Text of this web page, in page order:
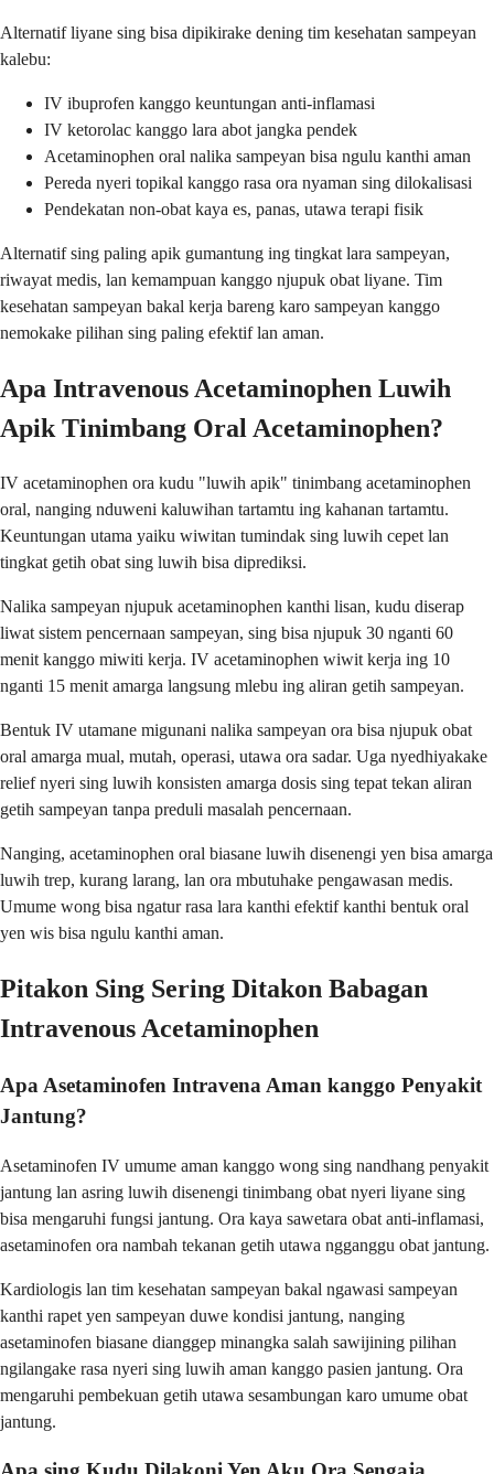
Alternatif liyane sing bisa dipikirake dening tim kesehatan sampeyan
kalebu:
IV ibuprofen kanggo keuntungan anti-inflamasi
IV ketorolac kanggo lara abot jangka pendek
Acetaminophen oral nalika sampeyan bisa ngulu kanthi aman
Pereda nyeri topikal kanggo rasa ora nyaman sing dilokalisasi
Pendekatan non-obat kaya es, panas, utawa terapi fisik
Alternatif sing paling apik gumantung ing tingkat lara sampeyan,
riwayat medis, lan kemampuan kanggo njupuk obat liyane. Tim
kesehatan sampeyan bakal kerja bareng karo sampeyan kanggo
nemokake pilihan sing paling efektif lan aman.
Apa Intravenous Acetaminophen Luwih
Apik Tinimbang Oral Acetaminophen?
IV acetaminophen ora kudu "luwih apik" tinimbang acetaminophen
oral, nanging nduweni kaluwihan tartamtu ing kahanan tartamtu.
Keuntungan utama yaiku wiwitan tumindak sing luwih cepet lan
tingkat getih obat sing luwih bisa diprediksi.
Nalika sampeyan njupuk acetaminophen kanthi lisan, kudu diserap
liwat sistem pencernaan sampeyan, sing bisa njupuk 30 nganti 60
menit kanggo miwiti kerja. IV acetaminophen wiwit kerja ing 10
nganti 15 menit amarga langsung mlebu ing aliran getih sampeyan.
Bentuk IV utamane migunani nalika sampeyan ora bisa njupuk obat
oral amarga mual, mutah, operasi, utawa ora sadar. Uga nyedhiyakake
relief nyeri sing luwih konsisten amarga dosis sing tepat tekan aliran
getih sampeyan tanpa preduli masalah pencernaan.
Nanging, acetaminophen oral biasane luwih disenengi yen bisa amarga
luwih trep, kurang larang, lan ora mbutuhake pengawasan medis.
Umume wong bisa ngatur rasa lara kanthi efektif kanthi bentuk oral
yen wis bisa ngulu kanthi aman.
Pitakon Sing Sering Ditakon Babagan
Intravenous Acetaminophen
Apa Asetaminofen Intravena Aman kanggo Penyakit
Jantung?
Asetaminofen IV umume aman kanggo wong sing nandhang penyakit
jantung lan asring luwih disenengi tinimbang obat nyeri liyane sing
bisa mengaruhi fungsi jantung. Ora kaya sawetara obat anti-inflamasi,
asetaminofen ora nambah tekanan getih utawa ngganggu obat jantung.
Kardiologis lan tim kesehatan sampeyan bakal ngawasi sampeyan
kanthi rapet yen sampeyan duwe kondisi jantung, nanging
asetaminofen biasane dianggep minangka salah sawijining pilihan
ngilangake rasa nyeri sing luwih aman kanggo pasien jantung. Ora
mengaruhi pembekuan getih utawa sesambungan karo umume obat
jantung.